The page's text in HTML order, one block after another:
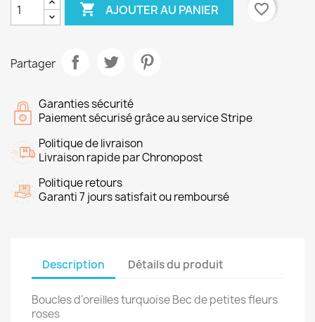
 AJOUTER AU PANIER favorite_border
Partager
Garanties sécurité
Paiement sécurisé grâce au service Stripe
Politique de livraison
Livraison rapide par Chronopost
Politique retours
Garanti 7 jours satisfait ou remboursé
Description Détails du produit
Boucles d'oreilles turquoise Bec de petites fleurs
roses